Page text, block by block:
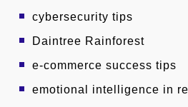
cybersecurity tips
Daintree Rainforest
e-commerce success tips
emotional intelligence in